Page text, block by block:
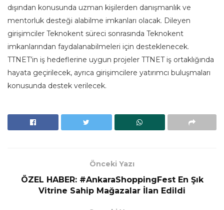
dışından konusunda uzman kişilerden danışmanlık ve
mentorluk desteği alabilme imkanları olacak. Dileyen
girişimciler Teknokent süreci sonrasında Teknokent
imkanlarından faydalanabilmeleri için desteklenecek.
TTNET’in iş hedeflerine uygun projeler TTNET iş ortaklığında
hayata geçirilecek, ayrıca girişimcilere yatırımcı buluşmaları
konusunda destek verilecek.
Önceki Yazı
ÖZEL HABER: #AnkaraShoppingFest En Şık
Vitrine Sahip Mağazalar İlan Edildi